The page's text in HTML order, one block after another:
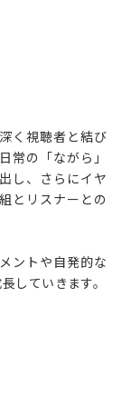
く視聴者と結び
常の「ながら」
し、さらにイヤ
とリスナーとの
ントや自発的な
していきます。